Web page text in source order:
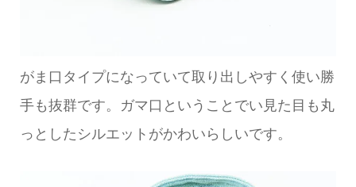
がま口タイプになっていて取り出しやすく使い勝
手も抜群です。ガマ口ということでい見た目も丸
っとしたシルエットがかわいらしいです。